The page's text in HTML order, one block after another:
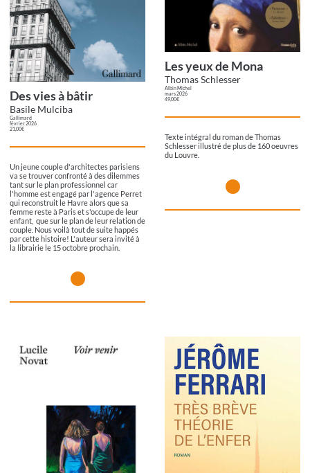
Des vies à bâtir
Basile Mulciba
Gallimard
février 2026
21,00€
Un jeune couple d'architectes parisiens
va se trouver confronté à des dilemmes
tant sur le plan professionnel car
l'homme est engagé par l'agence Perret
qui reconstruit le Havre alors que sa
femme reste à Paris et s'occupe de leur
enfant, que sur le plan de leur relation de
couple. Nous voilà tout de suite happés
par cette histoire! L'auteur sera invité à
la librairie le 15 octobre prochain.
Les yeux de Mona
Thomas Schlesser
Albin Michel
mars 2026
49,00€
Texte intégral du roman de Thomas
Schlesser illustré de plus de 160 oeuvres
du Louvre.